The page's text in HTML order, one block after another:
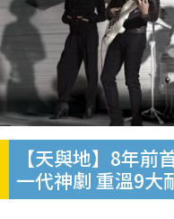
【天與地】8年前
一代神劇 重溫9大